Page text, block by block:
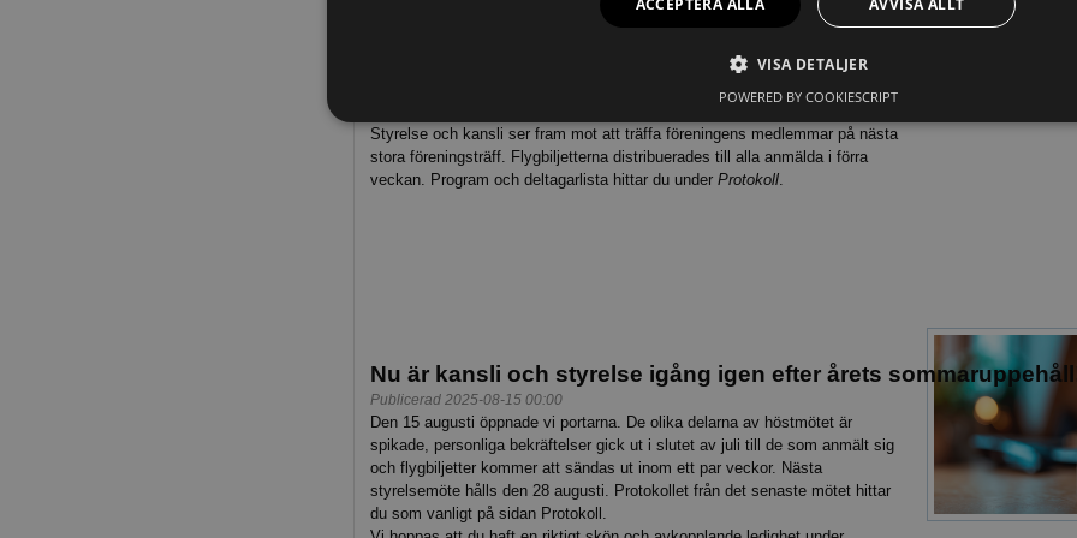
(endast för inloggade medlemmar).
Styrelse och kansli ser fram mot att träffa föreningens medlemmar på nästa
stora föreningsträff. Flygbiljetterna distribuerades till alla anmälda i förra
veckan. Program och deltagarlista hittar du underProtokoll
Nu är kansli och styrelse igång igen efter årets
Publicerad 2025-08-15 00:00
Den 15 augusti öppnade vi portarna. De olika delarna av höstmötet är
spikade, personliga bekräftelser gick ut i slutet av juli till de som anmält sig
och flygbiljetter kommer att sändas ut inom ett par veckor. Nästa
styrelsemöte hålls den 28 augusti. Protokollet från det senaste mötet hittar
du som vanligt på sidan Protokoll.
VISA DETALJER
POWERED BY COOKIESCRIPT